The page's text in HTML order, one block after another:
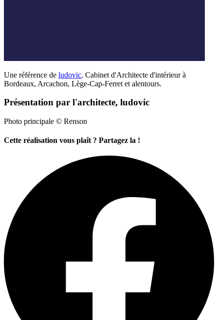
Une référence de ludovic, Cabinet d'Architecte d'intérieur à
Bordeaux, Arcachon, Lège-Cap-Ferret et alentours.
Présentation par l'architecte, ludovic
Photo principale © Renson
Cette réalisation vous plaît ? Partagez la !